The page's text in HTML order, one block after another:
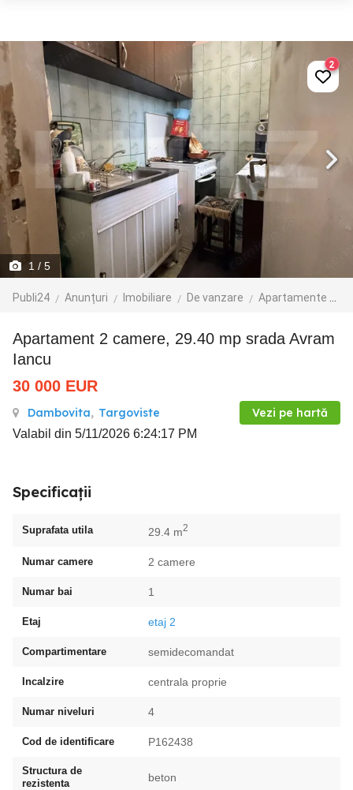
1 / 5
Publi24 Anunțuri Imobiliare De vanzare Apartamente de vanzare
2
Apartament 2 camere, 29.40 mp srada Avram
Iancu
30 000 EUR
Dambovita, Targoviste Vezi pe hartă
Valabil din 5/11/2026 6:24:17 PM
Specificații
Suprafata utila 29.4 m2
Numar camere 2 camere
Numar bai 1
Etaj etaj 2
Compartimentare semidecomandat
Incalzire centrala proprie
Numar niveluri 4
Cod de identificare P162438
Structura de
rezistenta
beton